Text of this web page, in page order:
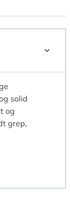
solid
og
grep,